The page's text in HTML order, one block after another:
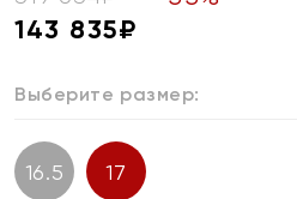
143 835₽
Выберите размер:
16.5 17